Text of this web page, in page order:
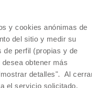
y cookies anónimas de
del sitio y medir su
de perfil (propias y de
obtener más
detalles". Al
el servicio solicitado.
para la limpieza y el
funcional,
para el cambio de
y la higiene diaria.